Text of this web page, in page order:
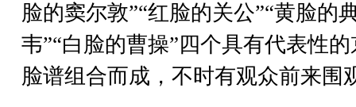
脸的窦尔敦”“红脸的关公”“黄脸的
韦”“白脸的曹操”四个具有代表性
脸谱组合而成，不时有观众前来围